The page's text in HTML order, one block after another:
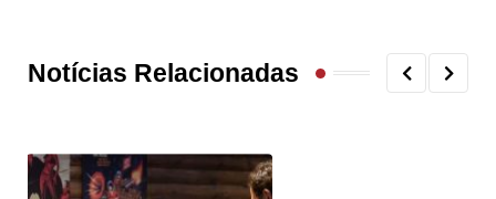
Notícias Relacionadas